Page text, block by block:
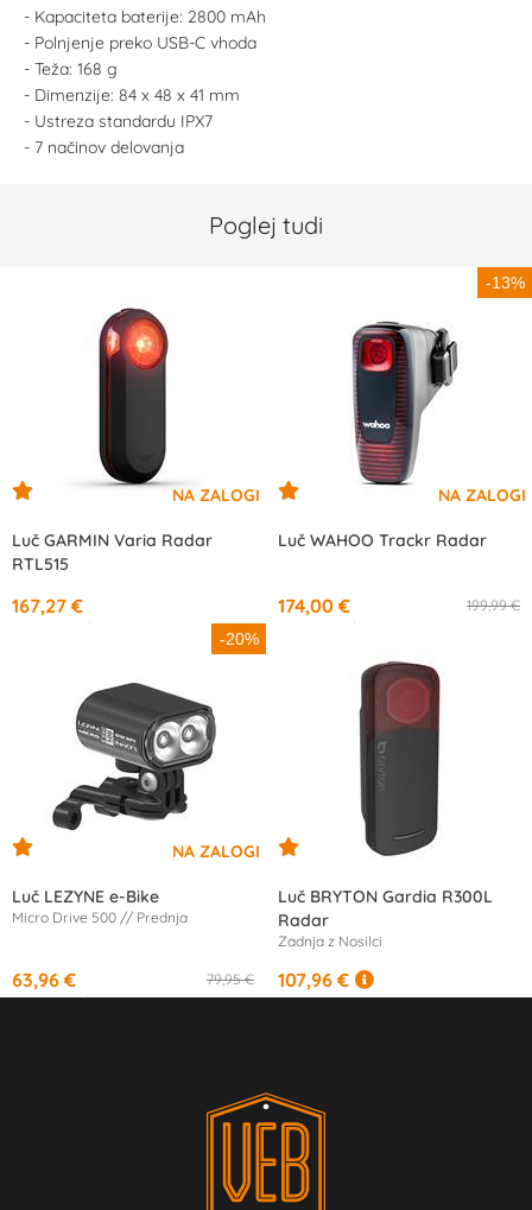
- Kapaciteta baterije: 2800 mAh
- Polnjenje preko USB-C vhoda
- Teža: 168 g
- Dimenzije: 84 x 48 x 41 mm
- Ustreza standardu IPX7
- 7 načinov delovanja
Poglej tudi
Luč GARMIN Varia Radar
RTL515
167,27 €
/mesec
-13%
Luč WAHOO Trackr Radar
199,99 €
174,00 €
/mesec
-20%
Luč LEZYNE e-Bike
Micro Drive 500 // Prednja
79,95 €
63,96 €
od11,79 €/mesec
Luč BRYTON Gardia R300L
Radar
Zadnja z Nosilci
107,96 €
od10,15 €/mesec